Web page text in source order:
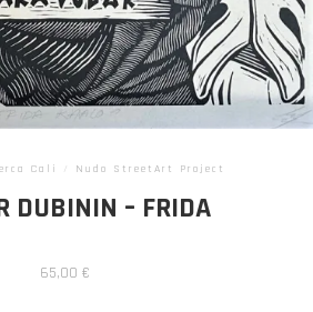
Cali Nudo StreetArt Project
DUBININ – FRIDA
65,00 €